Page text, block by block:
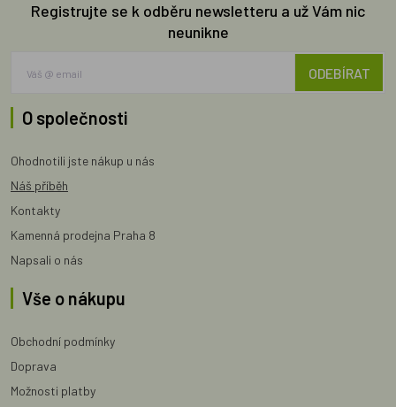
Registrujte se k odběru newsletteru a už Vám nic
neunikne
ODEBÍRAT
O společnosti
Ohodnotili jste nákup u nás
Náš příběh
Kontakty
Kamenná prodejna Praha 8
Napsali o nás
Vše o nákupu
Obchodní podmínky
Doprava
Možnosti platby